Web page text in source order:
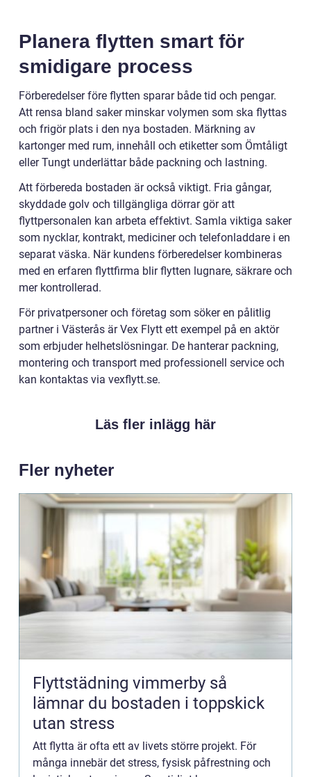
Planera flytten smart för
smidigare process
Förberedelser före flytten sparar både tid och pengar.
Att rensa bland saker minskar volymen som ska flyttas
och frigör plats i den nya bostaden. Märkning av
kartonger med rum, innehåll och etiketter som Ömtåligt
eller Tungt underlättar både packning och lastning.
Att förbereda bostaden är också viktigt. Fria gångar,
skyddade golv och tillgängliga dörrar gör att
flyttpersonalen kan arbeta effektivt. Samla viktiga saker
som nycklar, kontrakt, mediciner och telefonladdare i en
separat väska. När kundens förberedelser kombineras
med en erfaren flyttfirma blir flytten lugnare, säkrare och
mer kontrollerad.
För privatpersoner och företag som söker en pålitlig
partner i Västerås är Vex Flytt ett exempel på en aktör
som erbjuder helhetslösningar. De hanterar packning,
montering och transport med professionell service och
kan kontaktas via vexflytt.se.
Läs fler inlägg här
Fler nyheter
Flyttstädning vimmerby så
lämnar du bostaden i toppskick
utan stress
Att flytta är ofta ett av livets större projekt. För
många innebär det stress, fysisk påfrestning och